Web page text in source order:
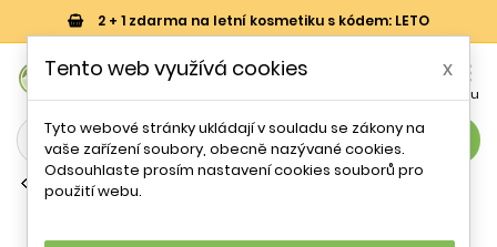
2 + 1 zdarma na letní kosmetiku s kódem: LETO

Menu
search
Tuhé deodoranty
/ pomerančové listy (Deodorant)
Tento web využívá cookies x
Tyto webové stránky ukládají v souladu se zákony na
vaše zařízení soubory, obecně nazývané cookies.
Odsouhlaste prosím nastavení cookies souborů pro
použití webu.